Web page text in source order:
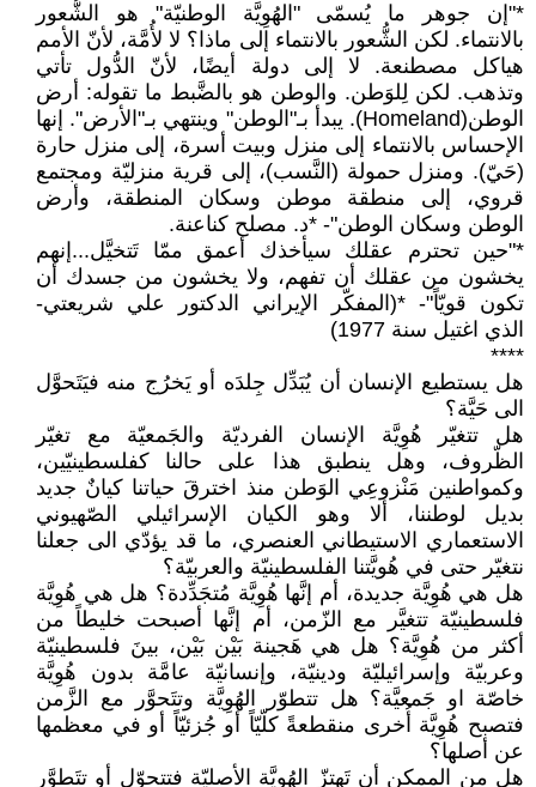
*"إن جوهر ما يُسمّى "الهُوِيَّة الوطنيّة" هو الشُّعور
بالانتماء. لكن الشُّعور بالانتماء إلى ماذا؟ لا لأُمَّة، لأنّ الأمم
هياكل مصطنعة. لا إلى دولة أيضًا، لأنّ الدُّول تأتي
وتذهب. لكن لِلوَطن. والوطن هو بالضَّبط ما تقوله: أرض
الوطن(Homeland). يبدأ بـ"الوطن" وينتهي بـ"الأرض". إنها
الإحساس بالانتماء إلى منزل وبيت أسرة، إلى منزل حارة
(حَيّ). ومنزل حمولة (النَّسب)، إلى قرية منزليّة ومجتمع
قروي، إلى منطقة موطن وسكان المنطقة، وأرض
الوطن وسكان الوطن"- *د. مصلح كناعنة.
*"حين تحترم عقلك سيأخذك أعمق ممّا تَتخيَّل...إنهم
يخشون من عقلك أن تفهم، ولا يخشون من جسدك أن
تكون قويّاً"- *(المفكّر الإيراني الدكتور علي شريعتي-
الذي اغتيل سنة 1977)
****
هل يستطيع الإنسان أن يُبَدِّل جِلدَه أو يَخرُج منه فيَتَحوَّل
الى حَيَّة؟
هل تتغيّر هُوِيَّة الإنسان الفرديّة والجَمعيّة مع تغيّر
الظّروف، وهل ينطبق هذا على حالنا كفلسطينيّين،
وكمواطنين مَنْزوعِي الوَطن منذ اخترقَ حياتنا كيانٌ جديد
بديل لوطننا، ألا وهو الكيان الإسرائيلي الصّهيوني
الاستعماري الاستيطاني العنصري، ما قد يؤدّي الى جعلنا
نتغيّر حتى في هُويَّتنا الفلسطينيّة والعربيّة؟
هل هي هُوِيَّة جديدة، أم إنَّها هُوِيَّة مُتجَدِّدة؟ هل هي هُوِيَّة
فلسطينيّة تتغيَّر مع الزّمن، أم إنَّها أصبحت خليطاً من
أكثر من هُوِيَّة؟ هل هي هَجينة بَيْن بَيْن، بينَ فلسطينيّة
وعربيّة وإسرائيليّة ودينيّة، وإنسانيّة عامَّة بدون هُوِيَّة
خاصّة او جَمعيَّة؟ هل تتطوّر الهُوِيَّة وتتَحوَّر مع الزَّمن
فتصبح هُوِيَّة أُخرى منقطعةً كلّيّاً أو جُزئيّاً أو في معظمها
عن أصلها؟
هل من الممكن أن تَهتزّ الهُوِيَّة الأصليّة فتتحوّل أو تتَطوَّر